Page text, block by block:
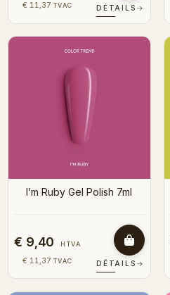
€ 11,37 TVAC DÉTAILS →
I’m Ruby Gel Polish 7ml
€ 9,40 HTVA
€ 11,37 TVAC DÉTAILS →